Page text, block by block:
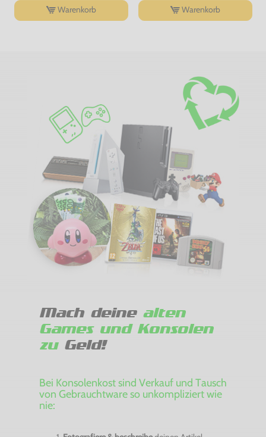
Warenkorb Warenkorb
Mach deine alten
Games und Konsolen
zuGeld!
Bei Konsolenkost sind Verkauf und Tausch
von Gebrauchtware so unkompliziert wie
nie: